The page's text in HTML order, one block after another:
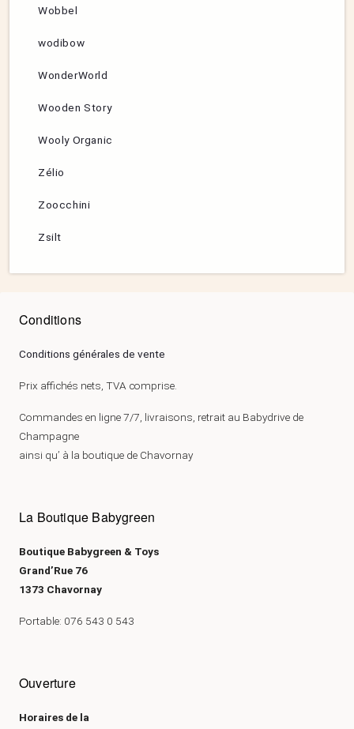
Wobbel
wodibow
WonderWorld
Wooden Story
Wooly Organic
Zélio
Zoocchini
Zsilt
Conditions
Conditions générales de vente
Prix affichés nets, TVA comprise.
Commandes en ligne 7/7, livraisons, retrait au Babydrive de
Champagne
ainsi qu’ à la boutique de Chavornay
La Boutique Babygreen
Boutique Babygreen & Toys
Grand’Rue 76
1373 Chavornay
Portable: 076 543 0 543
Ouverture
Horaires de la